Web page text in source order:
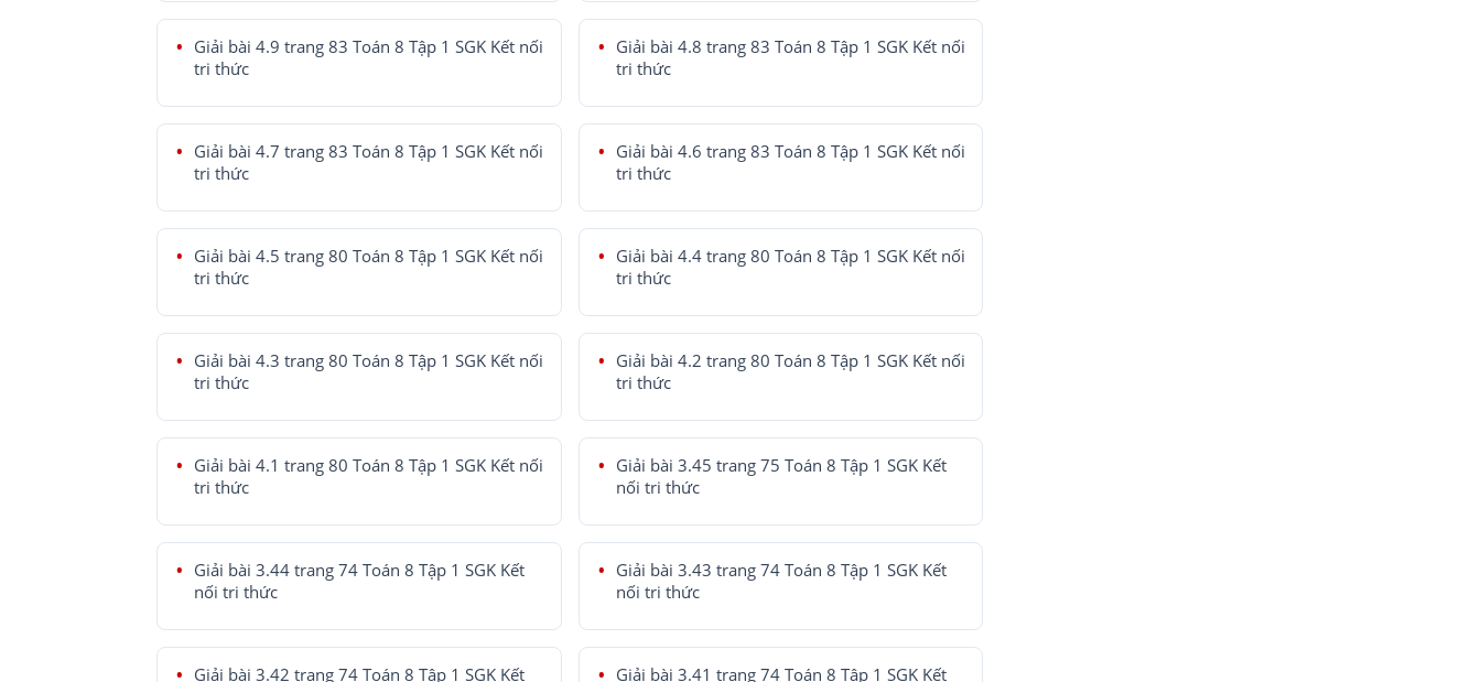
Giải bài 4.9 trang 83 Toán 8 Tập 1 SGK Kết nối
tri thức
Giải bài 4.8 trang 83 Toán 8 Tập 1 SGK Kết nối
tri thức
Giải bài 4.7 trang 83 Toán 8 Tập 1 SGK Kết nối
tri thức
Giải bài 4.6 trang 83 Toán 8 Tập 1 SGK Kết nối
tri thức
Giải bài 4.5 trang 80 Toán 8 Tập 1 SGK Kết nối
tri thức
Giải bài 4.4 trang 80 Toán 8 Tập 1 SGK Kết nối
tri thức
Giải bài 4.3 trang 80 Toán 8 Tập 1 SGK Kết nối
tri thức
Giải bài 4.2 trang 80 Toán 8 Tập 1 SGK Kết nối
tri thức
Giải bài 4.1 trang 80 Toán 8 Tập 1 SGK Kết nối
tri thức
Giải bài 3.45 trang 75 Toán 8 Tập 1 SGK Kết
nối tri thức
Giải bài 3.44 trang 74 Toán 8 Tập 1 SGK Kết
nối tri thức
Giải bài 3.43 trang 74 Toán 8 Tập 1 SGK Kết
nối tri thức
Giải bài 3.42 trang 74 Toán 8 Tập 1 SGK Kết Giải bài 3.41 trang 74 Toán 8 Tập 1 SGK Kết